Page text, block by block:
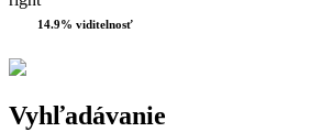
14.9% viditelnosť
Vyhľadávanie